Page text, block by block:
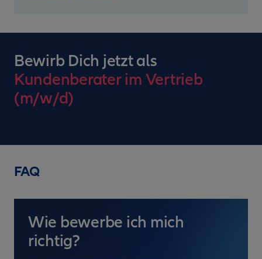
Bewirb Dich jetzt als
Kundenberater im Vertrieb
(m/w/d)
FAQ
Wie bewerbe ich mich
richtig?